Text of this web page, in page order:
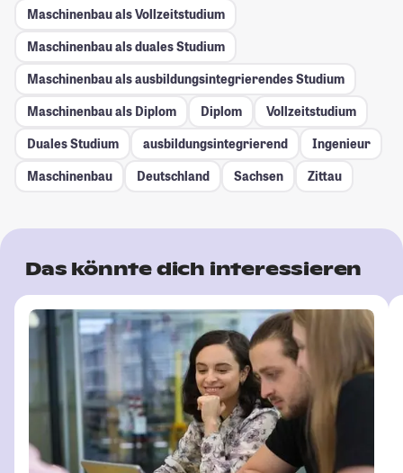
Maschinenbau als Vollzeitstudium
Maschinenbau als duales Studium
Maschinenbau als ausbildungsintegrierendes Studium
Maschinenbau als Diplom
Diplom
Vollzeitstudium
Duales Studium
ausbildungsintegrierend
Ingenieur
Maschinenbau
Deutschland Sachsen Zittau
Das könnte dich interessieren